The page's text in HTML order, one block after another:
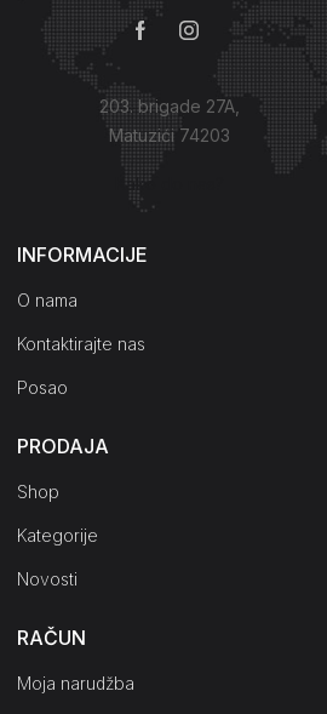
203. brigade 27A,
Matuzići 74203
Kako do nas?
INFORMACIJE
O nama
Kontaktirajte nas
Posao
PRODAJA
Shop
Kategorije
Novosti
RAČUN
Moja narudžba